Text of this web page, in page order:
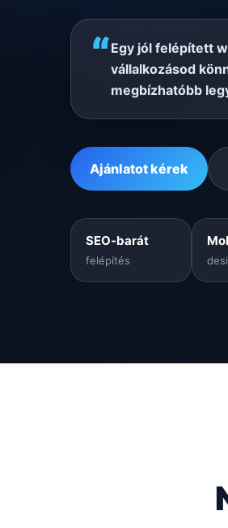
“Egy jól felépített
vállalkozásod
megbízhatóbb
Ajánlatot kérek
SEO-barát
felépítés